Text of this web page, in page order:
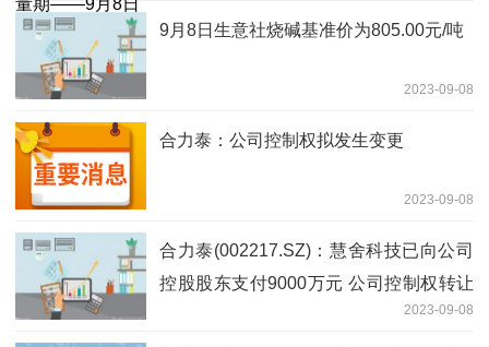
9月8日生意社烧碱基准价为805.00元/吨
2023-09-08
合力泰：公司控制权拟发生变更
2023-09-08
合力泰(002217.SZ)：慧舍科技已向公司
控股股东支付9000万元 公司控制权转让
2023-09-08